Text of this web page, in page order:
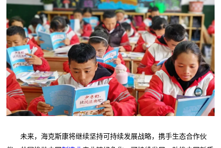
未来，海克斯康将继续坚持可持续发展战略，携手生态合作伙